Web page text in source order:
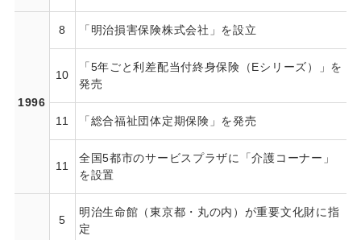
1996
8 「明治損害保険株式会社」を設立
10
「5年ごと利差配当付終身保険（Eシリーズ）」を
発売
11 「総合福祉団体定期保険」を発売
11
全国5都市のサービスプラザに「介護コーナー」
を設置
5
明治生命館（東京都・丸の内）が重要文化財に指
定